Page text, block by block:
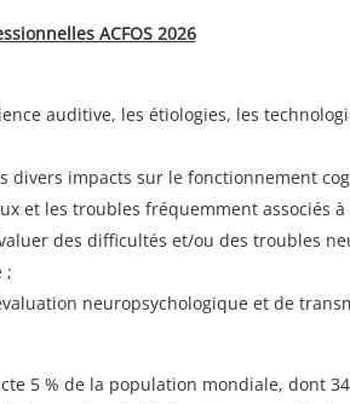
ACFOS 2026
auditive, les étiologies, les
divers impacts sur le fonctionnement
et les troubles fréquemment associés
des difficultés et/ou des troubles
;
neuropsychologique et de
5 % de la population mondiale, dont